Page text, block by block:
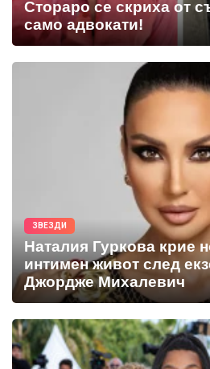
Стораро се скриха от
само адвокати!
ЗВЕЗДИ
Наталия Гуркова крие
интимен живот след
Джордже Михалевич